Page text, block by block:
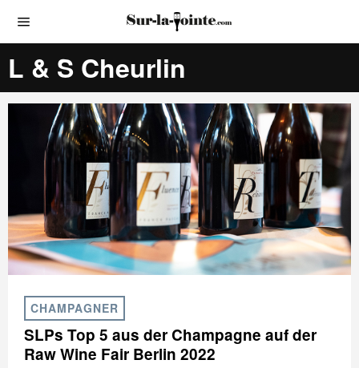
L & S Cheurlin
CHAMPAGNER
SLPs Top 5 aus der Champagne auf der
Raw Wine Fair Berlin 2022